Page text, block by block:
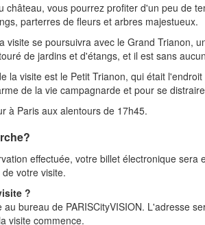
château, vous pourrez profiter d'un peu de
parterres de fleurs et arbres majestueux.
visite se poursuivra avec le Grand Trianon,
de jardins et d'étangs, et il est sans
la visite est le Petit Trianon, qui était
de la vie campagnarde et pour se
à Paris aux alentours de 17h45.
effectuée, votre billet électronique
votre visite.
?
au bureau de PARISCityVISION. L'adresse
visite commence.